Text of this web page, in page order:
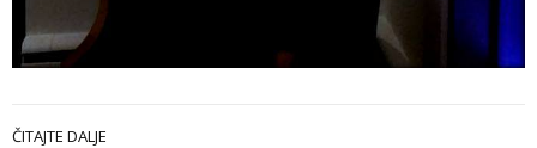
ČITAJTE DALJE